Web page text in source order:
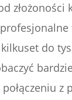
złożoności
do
z